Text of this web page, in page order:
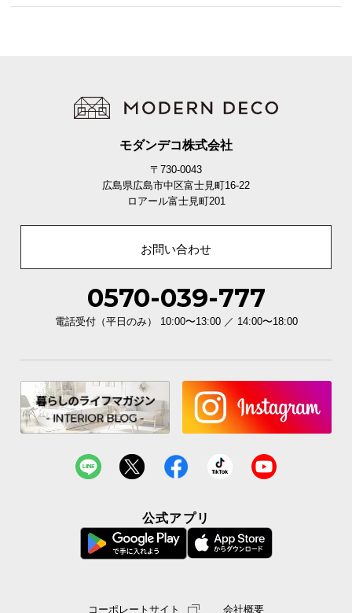
モダンデコ株式会社
〒730-0043
広島県広島市中区富士見町16-22
ロアール富士見町201
お問い合わせ
0570-039-777
電話受付（平日のみ） 10:00〜13:00 ／ 14:00〜18:00
公式アプリ
コーポレートサイト 会社概要